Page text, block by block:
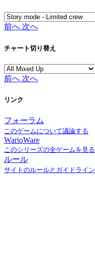
前へ 次へ
チャート切り替え
前へ 次へ
リンク
フォーラム
このゲームについて議論する
WarioWare
このシリーズの全ゲームを見る
ルール
サイトのルールとガイドライン